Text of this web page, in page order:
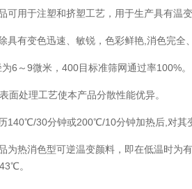
可用于注塑和挤塑工艺，用于生产具有温变
具有变色迅速、敏锐，色彩鲜艳,消色完全
6～9微米，400目标准筛网通过率100%。
面处理工艺使本产品分散性能优异。
140℃/30分钟或200℃/10分钟加热后,对其
为热消色型可逆温变颜料，即在低温时为
。
反光粉太久不用结块要怎么处理？